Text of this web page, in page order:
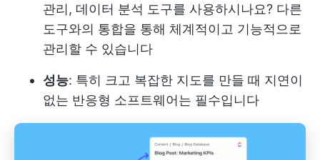
관리, 데이터 분석 도구를 사용하시나요? 다른
도구와의 통합을 통해 체계적이고 기능적으로
관리할 수 있습니다
성능: 특히 크고 복잡한 지도를 만들 때 지연이
없는 반응형 소프트웨어는 필수입니다